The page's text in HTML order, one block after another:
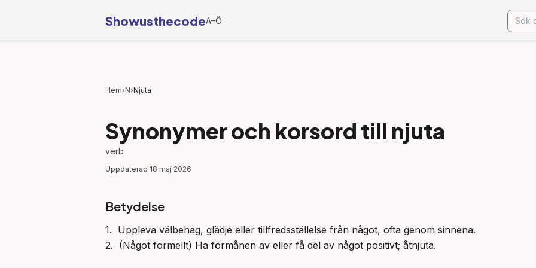
ShowusthecodeA–Ö
Hem›N›Njuta
Synonymer och korsord till njuta
verb
Uppdaterad 18 maj 2026
Betydelse
1.  Uppleva välbehag, glädje eller tillfredsställelse från något, ofta genom sinnena.
2.  (Något formellt) Ha förmånen av eller få del av något positivt; åtnjuta.